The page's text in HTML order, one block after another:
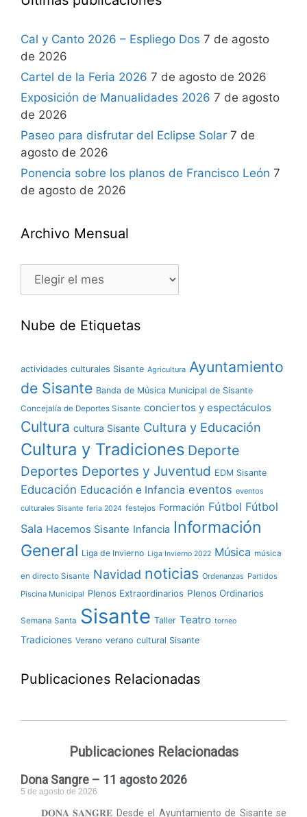
Cal y Canto 2026 – Espliego Dos 7 de agosto
de 2026
Cartel de la Feria 2026 7 de agosto de 2026
Exposición de Manualidades 2026 7 de agosto
de 2026
Paseo para disfrutar del Eclipse Solar 7 de
agosto de 2026
Ponencia sobre los planos de Francisco León 7
de agosto de 2026
Archivo Mensual
Nube de Etiquetas
actividades culturales Sisante Agricultura Ayuntamiento
de Sisante Banda de Música Municipal de Sisante
Concejalía de Deportes Sisante conciertos y espectáculos
Cultura cultura Sisante Cultura y Educación
Cultura y Tradiciones Deporte
Deportes Deportes y Juventud EDM Sisante
Educación Educación e Infancia eventos eventos
culturales Sisante feria 2024 festejos Formación Fútbol Fútbol
Sala Hacemos Sisante Infancia Información
General Liga de Invierno Liga Invierno 2022 Música música
en directo Sisante Navidad noticias Ordenanzas Partidos
Piscina Municipal Plenos Extraordinarios Plenos Ordinarios
Semana Santa Sisante Taller Teatro torneo
Tradiciones Verano verano cultural Sisante
Publicaciones Relacionadas
Publicaciones Relacionadas
Dona Sangre – 11 agosto 2026
5 de agosto de 2026
𝐃𝐎𝐍𝐀 𝐒𝐀𝐍𝐆𝐑𝐄 Desde el Ayuntamiento de Sisante se